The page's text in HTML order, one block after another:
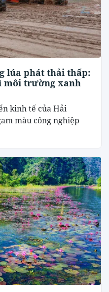
lúa phát thải thấp:
môi trường xanh
kinh tế của Hải
màu công nghiệp